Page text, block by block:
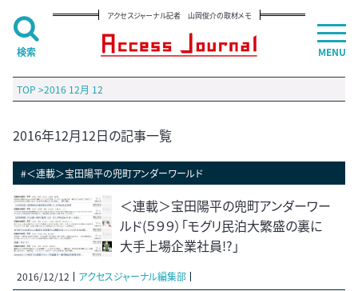
アクセスジャーナル記者 山岡俊介の取材メモ
TOP >2016 12月 12
2016年12月12日の記事一覧
#＜連載＞宝田陽平の兜町アンダーワールド
＜連載＞宝田陽平の兜町アンダーワー
ルド(５９９）「モグリ民泊大繁盛の裏に
大手上場企業社員!?」
2016/12/12 アクセスジャーナル編集部
MENU
検索